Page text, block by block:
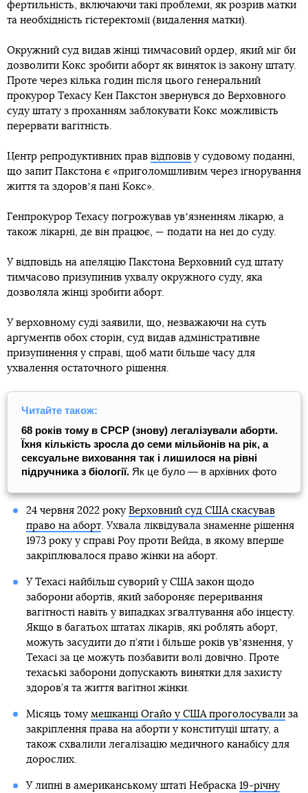
фертильність, включаючи такі проблеми, як розрив матки
та необхідність гістеректомії (видалення матки).
Окружний суд видав жінці тимчасовий ордер, який міг би
дозволити Кокс зробити аборт як виняток із закону штату.
Проте через кілька годин після цього генеральний
прокурор Техасу Кен Пакстон звернувся до Верховного
суду штату з проханням заблокувати Кокс можливість
перервати вагітність.
Центр репродуктивних прав відповів у судовому поданні,
що запит Пакстона є «приголомшливим через ігнорування
життя та здоровʼя пані Кокс».
Генпрокурор Техасу погрожував увʼязненням лікарю, а
також лікарні, де він працює, — подати на неї до суду.
У відповідь на апеляцію Пакстона Верховний суд штату
тимчасово призупинив ухвалу окружного суду, яка
дозволяла жінці зробити аборт.
У верховному суді заявили, що, незважаючи на суть
аргументів обох сторін, суд видав адміністративне
призупинення у справі, щоб мати більше часу для
ухвалення остаточного рішення.
Читайте також:
68 років тому в СРСР (знову) легалізували аборти.
Їхня кількість зросла до семи мільйонів на рік, а
сексуальне виховання так і лишилося на рівні
підручника з біології. Як це було — в архівних фото
24 червня 2022 року Верховний суд США скасував
право на аборт. Ухвала ліквідувала знаменне рішення
1973 року у справі Роу проти Вейда, в якому вперше
закріплювалося право жінки на аборт.
У Техасі найбільш суворий у США закон щодо
заборони абортів, який забороняє переривання
вагітності навіть у випадках зґвалтування або інцесту.
Якщо в багатьох штатах лікарів, які роблять аборт,
можуть засудити до п’яти і більше років увʼязнення, у
Техасі за це можуть позбавити волі довічно. Проте
техаські заборони допускають винятки для захисту
здоров’я та життя вагітної жінки.
Місяць тому мешканці Огайо у США проголосувализа
закріплення права на аборти у конституції штату, а
також схвалили легалізацію медичного канабісу для
дорослих.
У липні в американському штаті Небраска 19-річну